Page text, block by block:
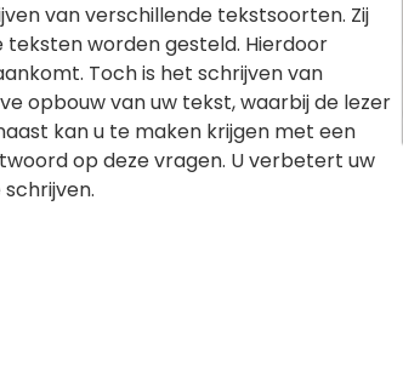
van verschillende tekstsoorten. Zij
worden gesteld. Hierdoor
Toch is het schrijven van
opbouw van uw tekst, waarbij de lezer
kan u te maken krijgen met een
op deze vragen. U verbetert uw